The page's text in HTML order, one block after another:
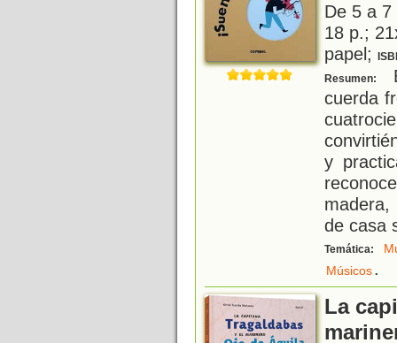
De 5 a
18 p.;
papel;
Resumen:
cuerda
y
de casa
Temática:
Músicos.
La